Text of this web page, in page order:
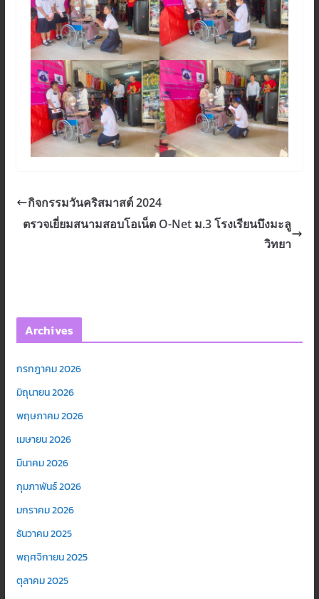
กิจกรรมวันคริสมาสต์ 2024
ตรวจเยี่ยมสนามสอบโอเน็ต O-Net ม.3 โรงเรียนบึงมะลู
วิทยา
Archives
กรกฎาคม 2026
มิถุนายน 2026
พฤษภาคม 2026
เมษายน 2026
มีนาคม 2026
กุมภาพันธ์ 2026
มกราคม 2026
ธันวาคม 2025
พฤศจิกายน 2025
ตุลาคม 2025